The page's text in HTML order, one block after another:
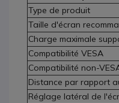
Type de produit
Taille d'écran
Charge maximale
Compatibilité VESA
Compatibilité non-
Distance par rapport
Réglage latéral de